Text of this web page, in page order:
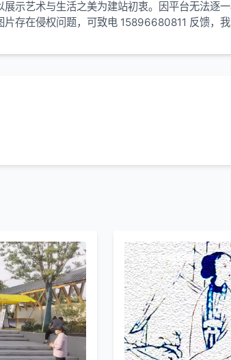
示艺术与生活之美为建站初衷。因平台无法逐
存在侵权问题，可致电 15896680811 反馈，
本文有缩略图